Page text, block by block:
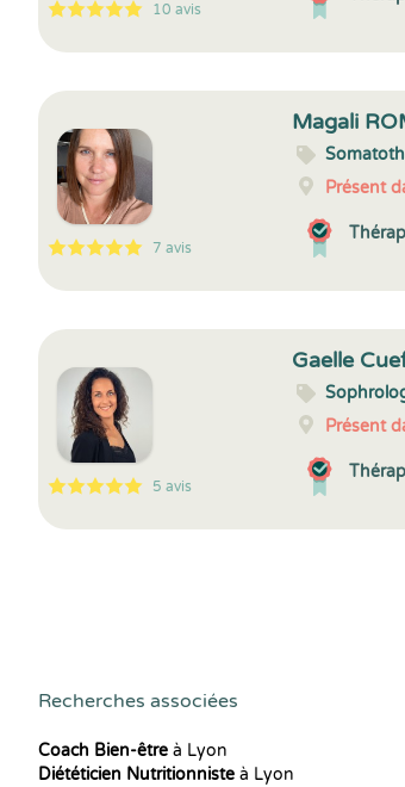
5
1
5
10 10 avis
5
1
5
7 7 avis
Magali
Présent
5
1
5
5 5 avis
Gaelle
Présent
Recherches associées
Coach Bien-être à Lyon
Diététicien Nutritionniste à Lyon